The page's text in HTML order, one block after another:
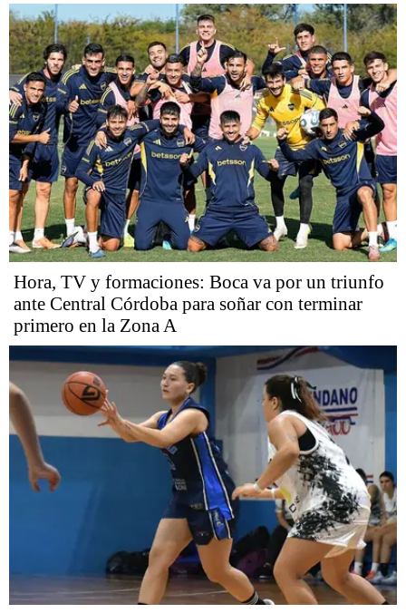
Hora, TV y formaciones: Boca va por un triunfo
ante Central Córdoba para soñar con terminar
primero en la Zona A